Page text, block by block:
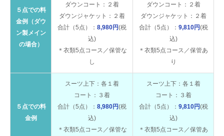
５点での料
金例（ダウ
ン製メイン
の場合）
ダウンコート：２着
ダウンジャケット：２着
合計（5点）： 8,980円(税
込)
＊衣類5点コース／保管な
し
ダウンコート：２着
ダウンジャケット：２着
合計（5点）： 9,810円(税
込)
＊衣類5点コース／保管あ
り
５点での料
金例
スーツ上下：各１着
コート：３着
合計（5点）： 8,980円(税
込)
＊衣類5点コース／保管な
スーツ上下：各１着
コート：３着
合計（5点）： 9,810円(税
込)
＊衣類5点コース／保管あ